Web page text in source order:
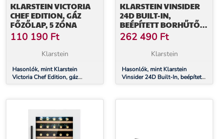
KLARSTEIN VICTORIA
CHEF EDITION, GÁZ
FŐZŐLAP, 5 ZÓNA
110 190 Ft
Klarstein
Hasonlók, mint Klarstein
Victoria Chef Edition, gáz
főzőlap, 5 zóna
KLARSTEIN VINSIDER
24D BUILT-IN,
BEÉPÍTETT BORHŰTŐ,
QUARTZ EDITION
262 490 Ft
Klarstein
Hasonlók, mint Klarstein
Vinsider 24D Built-In, beépített
borhűtő, Quartz Edition